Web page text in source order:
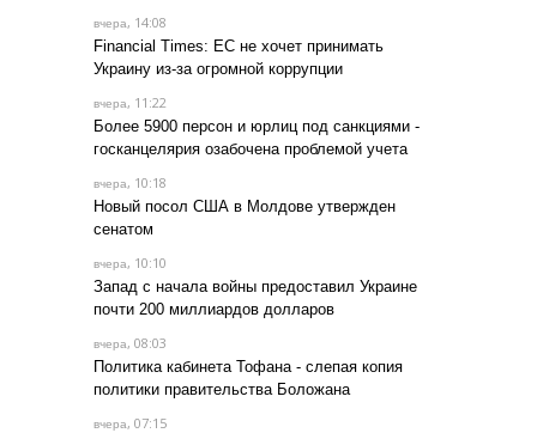
вчера, 14:08
Financial Times: ЕС не хочет принимать
Украину из-за огромной коррупции
вчера, 11:22
Более 5900 персон и юрлиц под санкциями -
госканцелярия озабочена проблемой учета
вчера, 10:18
Новый посол США в Молдове утвержден
сенатом
вчера, 10:10
Запад с начала войны предоставил Украине
почти 200 миллиардов долларов
вчера, 08:03
Политика кабинета Тофана - слепая копия
политики правительства Боложана
вчера, 07:15